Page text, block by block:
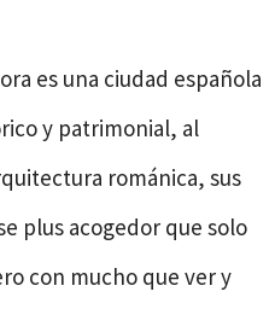
es una ciudad española
y patrimonial, al
románica, sus
plus acogedor que solo
con mucho que ver y